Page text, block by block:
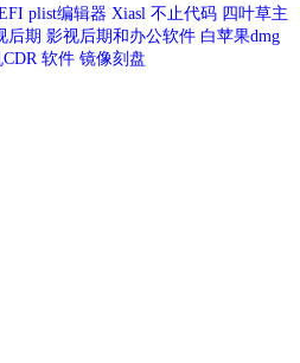
plist编辑器 Xiasl 不止代码 四叶草主
后期 影视后期和办公软件 白苹果dmg
软件 镜像刻盘